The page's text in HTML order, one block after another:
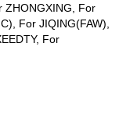
ZHONGXING, For
For JIQING(FAW),
For